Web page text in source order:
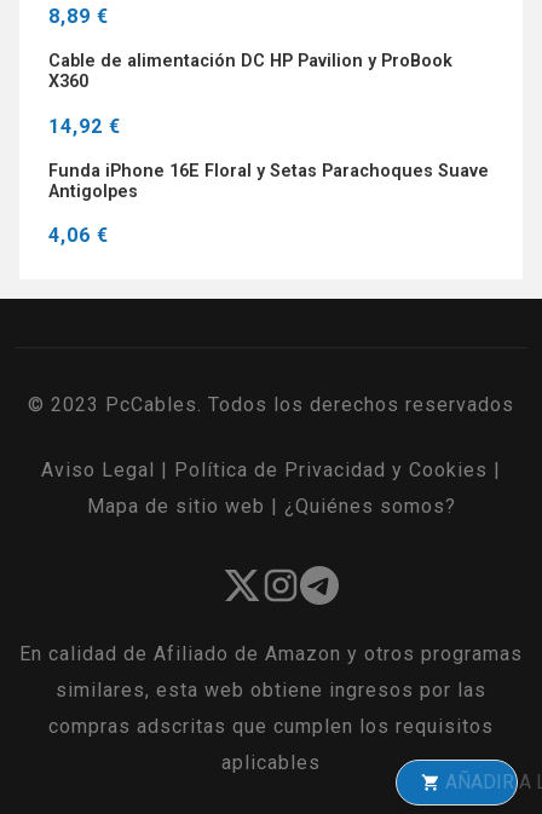
8,89 €
Cable de alimentación DC HP Pavilion y ProBook
X360
14,92 €
Funda iPhone 16E Floral y Setas Parachoques Suave
Antigolpes
4,06 €
AÑADIR A LA
© 2023 PcCables. Todos los derechos reservados
Aviso Legal Política de Privacidad y Cookies
Mapa de sitio web
¿Quiénes somos?
En calidad de Afiliado de Amazon y otros programas
similares, esta web obtiene ingresos por las
compras adscritas que cumplen los requisitos
aplicables